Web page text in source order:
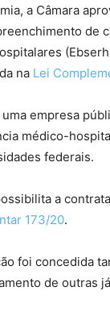
a Câmara
de
na Lei
empresa
médico-
federais.
a
173/20.
foi concedida
de outras